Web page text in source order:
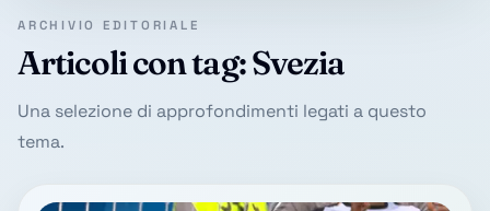
ARCHIVIO EDITORIALE
Articoli con tag: Svezia
Una selezione di approfondimenti legati a questo
tema.